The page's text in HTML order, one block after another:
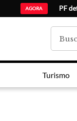
AGORA F
Turismo